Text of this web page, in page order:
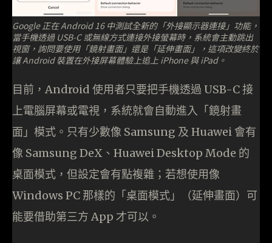
Google 正在 Android 16 中測試全新的「外接顯示器連接」功能，
當手機透過 USB-C 或無線方式連接外接螢幕時，系統會主動跳出
視窗，詢問要使用「鏡射畫面」還是「延伸畫面」，這項改變終於
讓 Android 裝置在外接屏幕體驗上追上 iPhone 與 iPad。
目前，Android 使用者只要把手機透過 USB-C 接
上電腦屏幕或電視，系統就會自動進入「鏡射畫
面」模式。只有少數像 Samsung 及 Huawei 會有
像 Samsung DeX、Huawei Desktop Mode 的
桌面模式，但設定會有點複雜；若想使用像
Windows PC 那樣的「桌面模式」（延伸畫面）可
能要借助第三方 App 才可以。